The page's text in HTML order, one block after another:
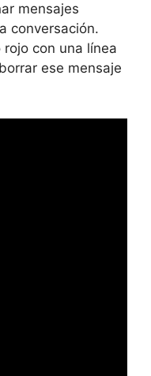
mensajes
conversación.
con una línea
ese mensaje